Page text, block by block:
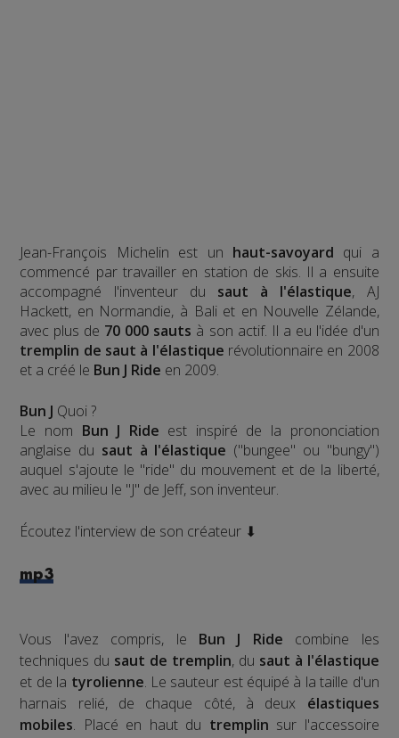
Jean-François Michelin est un haut-savoyard qui a
commencé par travailler en station de skis. Il a ensuite
accompagné l'inventeur du saut à l'élastique, AJ
Hackett, en Normandie, à Bali et en Nouvelle Zélande,
avec plus de 70 000 sauts à son actif. Il a eu l'idée d'un
tremplin de saut à l'élastique révolutionnaire en 2008
et a créé le Bun J Ride en 2009.
Bun J Quoi ?
Le nom Bun J Ride est inspiré de la prononciation
anglaise du saut à l'élastique ("bungee" ou "bungy")
auquel s'ajoute le "ride" du mouvement et de la liberté,
avec au milieu le "J" de Jeff, son inventeur.
Écoutez l'interview de son créateur ⬇
mp3
Vous l'avez compris, le Bun J Ride combine les
techniques du saut de tremplin, du saut à l'élastique
et de la tyrolienne. Le sauteur est équipé à la taille d'un
harnais relié, de chaque côté, à deux élastiques
mobiles. Placé en haut du tremplin sur l'accessoire